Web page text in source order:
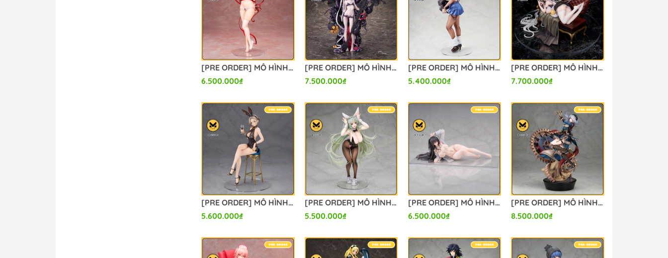
[PRE ORDER] MÔ HÌNH Azur Lane - Sirius - 1/6 - Dakimakura Ver. (Alter) FIGURE CHÍNH HÃNG
6.500.000₫
[PRE ORDER] MÔ HÌNH Fate/Grand Order - Abigail Williams - 1/7 - Foreigner, Summer (Alter) FIGURE CHÍNH HÃNG
7.500.000₫
[PRE ORDER] MÔ HÌNH Goddess of Victory: Nikke - Naga - 1/7 (Alter) FIGURE CHÍNH HÃNG
5.400.000₫
[PRE ORDER] MÔ HÌNH Azur Lane - Ägir - Manjuu - 1/7 - Iron Blood's Dragon Maid Ver. (Alter) FIGURE CHÍNH HÃNG
7.700.000₫
[PRE ORDER] MÔ HÌNH Azur Lane - New Orleans - 1/7 - Evening Agricole Ver. (Alter) FIGURE CHÍNH HÃNG
5.600.000₫
[PRE ORDER] MÔ HÌNH Goddess of Victory: Nikke - Soda - 1/7 - Twinkling Bunny (Alter) FIGURE CHÍNH HÃNG
5.500.000₫
[PRE ORDER] MÔ HÌNH Azur Lane - Taihou - 1/5 - Seaside Daydreams Ver. (Alter) FIGURE CHÍNH HÃNG
6.500.000₫
[PRE ORDER] MÔ HÌNH Touhou Project - Izayoi Sakuya - 1/8 (Alter) FIGURE CHÍNH HÃNG
8.500.000₫